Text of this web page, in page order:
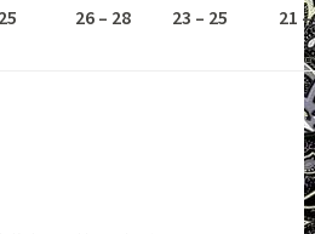
26 – 28 23 – 25 21